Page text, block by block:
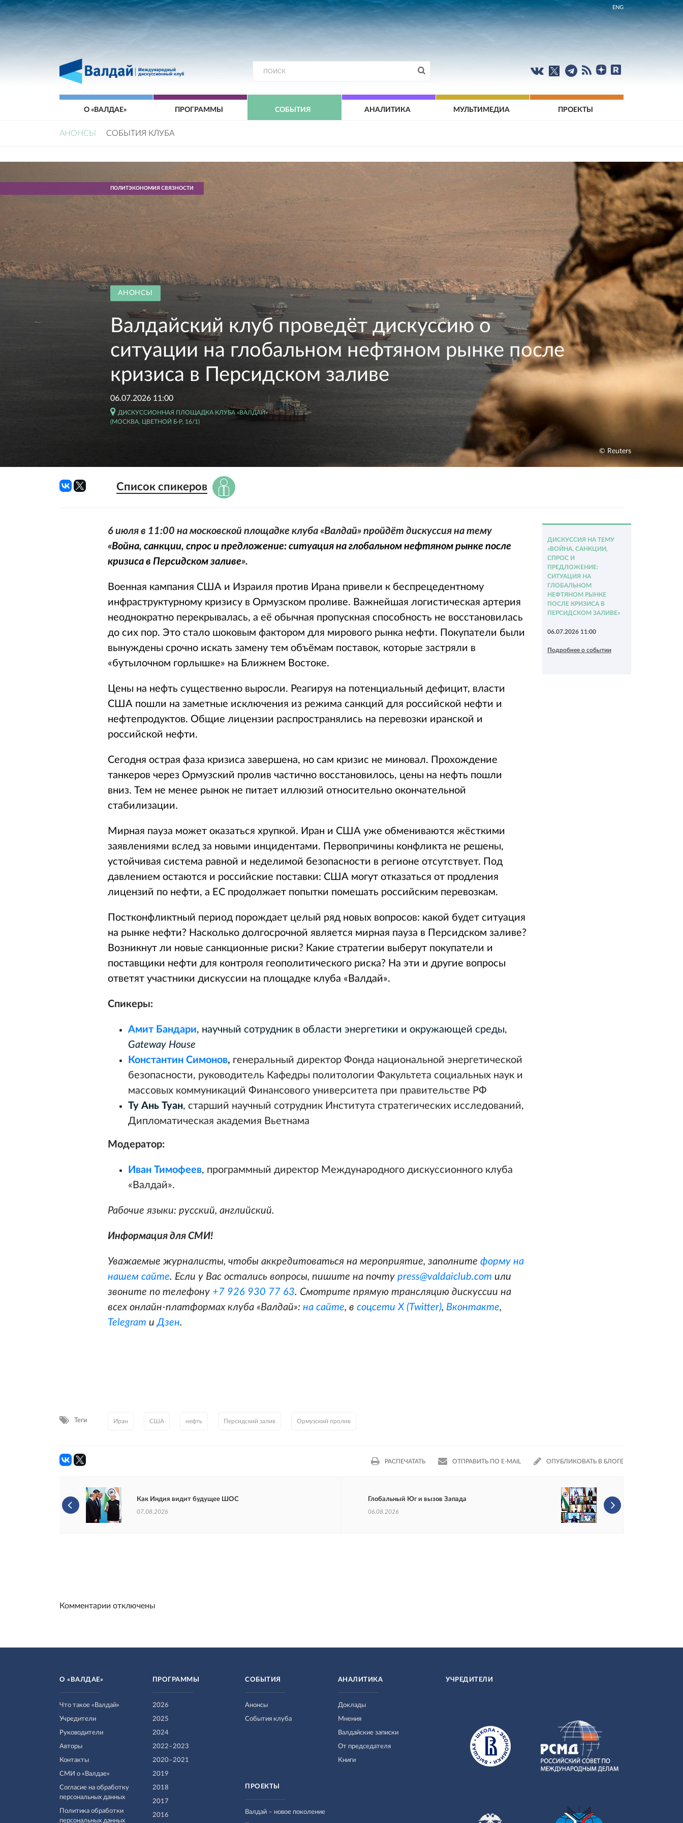
ENG
О «ВАЛДАЕ» ПРОГРАММЫ СОБЫТИЯ АНАЛИТИКА МУЛЬТИМЕДИА ПРОЕКТЫ
АНОНСЫ СОБЫТИЯ КЛУБА
ПОЛИТЭКОНОМИЯ СВЯЗНОСТИ
АНОНСЫ
Валдайский клуб проведёт дискуссию о
ситуации на глобальном нефтяном рынке после
кризиса в Персидском заливе
06.07.2026 11:00
ДИСКУССИОННАЯ ПЛОЩАДКА КЛУБА «ВАЛДАЙ»
(МОСКВА, ЦВЕТНОЙ Б-Р, 16/1)
© Reuters
Список спикеров
6 июля в 11:00 на московской площадке клуба «Валдай» пройдёт дискуссия на тему
«Война, санкции, спрос и предложение: ситуация на глобальном нефтяном рынке после
кризиса в Персидском заливе».
Военная кампания США и Израиля против Ирана привели к беспрецедентному
инфраструктурному кризису в Ормузском проливе. Важнейшая логистическая артерия
неоднократно перекрывалась, а её обычная пропускная способность не восстановилась
до сих пор. Это стало шоковым фактором для мирового рынка нефти. Покупатели были
вынуждены срочно искать замену тем объёмам поставок, которые застряли в
«бутылочном горлышке» на Ближнем Востоке.
Цены на нефть существенно выросли. Реагируя на потенциальный дефицит, власти
США пошли на заметные исключения из режима санкций для российской нефти и
нефтепродуктов. Общие лицензии распространялись на перевозки иранской и
российской нефти.
Сегодня острая фаза кризиса завершена, но сам кризис не миновал. Прохождение
танкеров через Ормузский пролив частично восстановилось, цены на нефть пошли
вниз. Тем не менее рынок не питает иллюзий относительно окончательной
стабилизации.
Мирная пауза может оказаться хрупкой. Иран и США уже обмениваются жёсткими
заявлениями вслед за новыми инцидентами. Первопричины конфликта не решены,
устойчивая система равной и неделимой безопасности в регионе отсутствует. Под
давлением остаются и российские поставки: США могут отказаться от продления
лицензий по нефти, а ЕС продолжает попытки помешать российским перевозкам.
Постконфликтный период порождает целый ряд новых вопросов: какой будет ситуация
на рынке нефти? Насколько долгосрочной является мирная пауза в Персидском заливе?
Возникнут ли новые санкционные риски? Какие стратегии выберут покупатели и
поставщики нефти для контроля геополитического риска? На эти и другие вопросы
ответят участники дискуссии на площадке клуба «Валдай».
Спикеры:
Амит Бандари, научный сотрудник в области энергетики и окружающей среды,
Gateway House
Константин Симонов, генеральный директор Фонда национальной энергетической
безопасности, руководитель Кафедры политологии Факультета социальных наук и
массовых коммуникаций Финансового университета при правительстве РФ
Ту Ань Туан, старший научный сотрудник Института стратегических исследований,
Дипломатическая академия Вьетнама
Модератор:
Иван Тимофеев, программный директор Международного дискуссионного клуба
«Валдай».
Рабочие языки: русский, английский.
Информация для СМИ!
Уважаемые журналисты, чтобы аккредитоваться на мероприятие, заполните форму на
нашем сайте. Если у Вас остались вопросы, пишите на почту press@valdaiclub.com или
звоните по телефону +7 926 930 77 63. Смотрите прямую трансляцию дискуссии на
всех онлайн-платформах клуба «Валдай»: на сайте, в соцсети X (Twitter), Вконтакте,
Telegram иДзен.
ДИСКУССИЯ НА ТЕМУ
«ВОЙНА, САНКЦИИ,
СПРОС И
ПРЕДЛОЖЕНИЕ:
СИТУАЦИЯ НА
ГЛОБАЛЬНОМ
НЕФТЯНОМ РЫНКЕ
ПОСЛЕ КРИЗИСА В
ПЕРСИДСКОМ ЗАЛИВЕ»
06.07.2026 11:00
Подробнее о событии
Теги Иран США нефть Персидский залив Ормузский пролив
РАСПЕЧАТАТЬ ОТПРАВИТЬ ПО E-MAIL ОПУБЛИКОВАТЬ В БЛОГЕ
Как Индия видит будущее ШОС
07.08.2026
Глобальный Юг и вызов Запада
06.08.2026
Комментарии отключены
О «ВАЛДАЕ»
Что такое «Валдай»
Учредители
Руководители
Авторы
Контакты
СМИ о «Валдае»
Согласие на обработку
персональных данных
Политика обработки
персональных данных
ПРОГРАММЫ
2026
2025
2024
2022–2023
2020–2021
2019
2018
2017
2016
СОБЫТИЯ
Анонсы
События клуба
ПРОЕКТЫ
Валдай – новое поколение
АНАЛИТИКА
Доклады
Мнения
Валдайские записки
От председателя
Книги
УЧРЕДИТЕЛИ